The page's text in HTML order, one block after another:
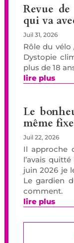
Revue
qui va
Juil 31, 2026
Rôle du
Dystopie
plus de 18
lire plus
Le
même
Juil 22, 2026
Il approche
l’avais
juin 2026 je
Le gardien
comment.
lire plus